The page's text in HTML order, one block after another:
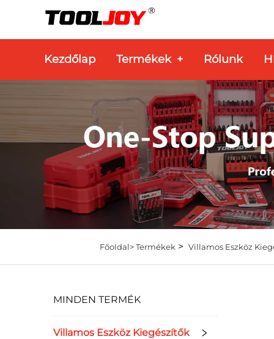
Kezdőlap Termékek + Rólunk
Főoldal>Termékek > Villamos Eszköz
MINDEN TERMÉK
Villamos Eszköz Kiegészítők